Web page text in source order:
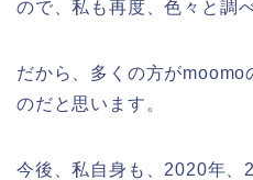
ので、私も再度、色々と調
だから、多くの方がmoomo
のだと思います。
今後、私自身も、2020年